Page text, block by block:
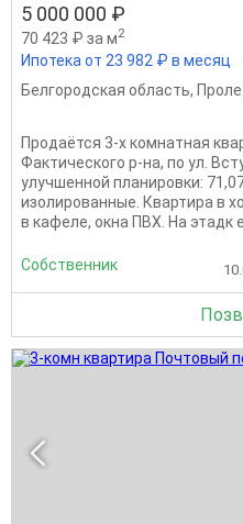
5 000 000 ₽
70 423 ₽ за м2
Ипотека от 23 982 ₽ в месяц
Белгородская область,
Продаётся 3-х комнатная
Фактического р-на, по ул.
улучшенной планировки:
изолированные. Квартира в
в кафеле, окна ПВХ. На этадк
Собственник